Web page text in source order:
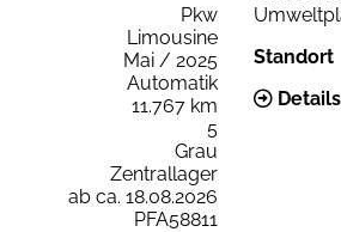
Pkw
Limousine
Mai / 2025
Automatik
11.767 km
5
Grau
Zentrallager
ab ca. 18.08.2026
PFA58811
Standort